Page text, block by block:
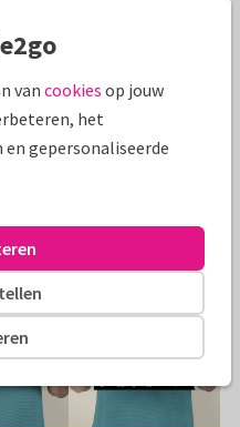
als ansichtkaart
van cookies op jouw
het
gepersonaliseerde